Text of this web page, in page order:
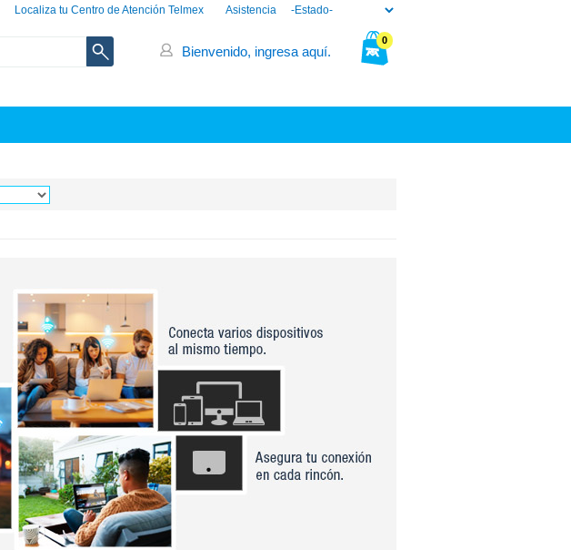
Asistencia
Localiza tu Centro de Atención Telmex
0
Bienvenido, ingresa aquí.